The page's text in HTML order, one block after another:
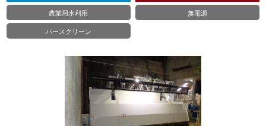
農業用水利用
無電源
バースクリーン